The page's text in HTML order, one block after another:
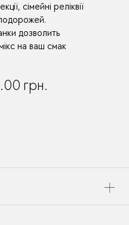
сімейні реліквії
подорожей.
дозволить
на ваш смак
грн.